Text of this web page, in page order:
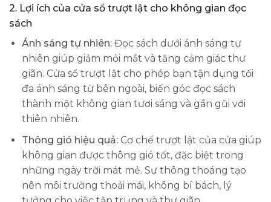
2. Lợi ích của cửa sổ trượt lật cho không gian đọc
sách
Ánh sáng tự nhiên:Đọc sách dưới ánh sáng tự
nhiên giúp giảm mỏi mắt và tăng cảm giác thư
giãn. Cửa sổ trượt lật cho phép bạn tận dụng tối
đa ánh sáng từ bên ngoài, biến góc đọc sách
thành một không gian tươi sáng và gần gũi với
thiên nhiên.
Thông gió hiệu quả:Cơ chế trượt lật của cửa giúp
không gian được thông gió tốt, đặc biệt trong
những ngày trời mát mẻ. Sự thông thoáng tạo
nên môi trường thoải mái, không bí bách, lý